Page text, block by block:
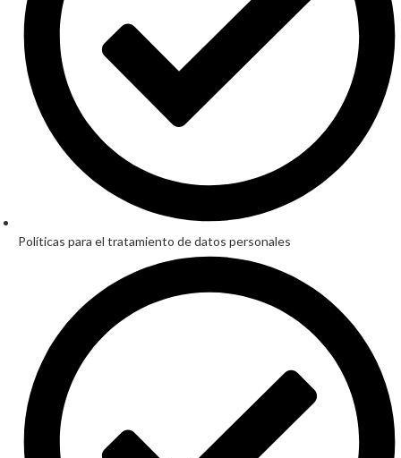
Políticas para el tratamiento de datos personales